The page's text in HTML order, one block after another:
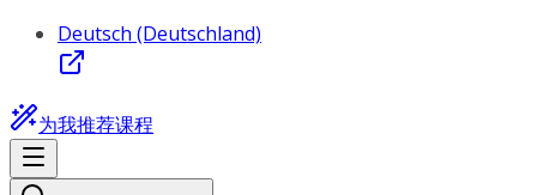
Deutsch (Deutschland)
为我推荐课程